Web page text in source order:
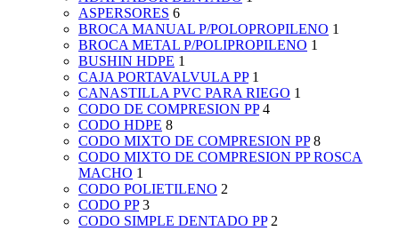
ASPERSORES 6
BROCA MANUAL P/POLOPROPILENO 1
BROCA METAL P/POLIPROPILENO 1
BUSHIN HDPE 1
CAJA PORTAVALVULA PP 1
CANASTILLA PVC PARA RIEGO 1
CODO DE COMPRESION PP 4
CODO HDPE 8
CODO MIXTO DE COMPRESION PP 8
CODO MIXTO DE COMPRESION PP ROSCA
MACHO 1
CODO POLIETILENO 2
CODO PP 3
CODO SIMPLE DENTADO PP 2